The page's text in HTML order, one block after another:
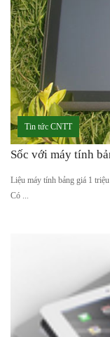
Tin tức CNTT
Sốc với máy tính
Liệu máy tính bảng giá 1
Có ...